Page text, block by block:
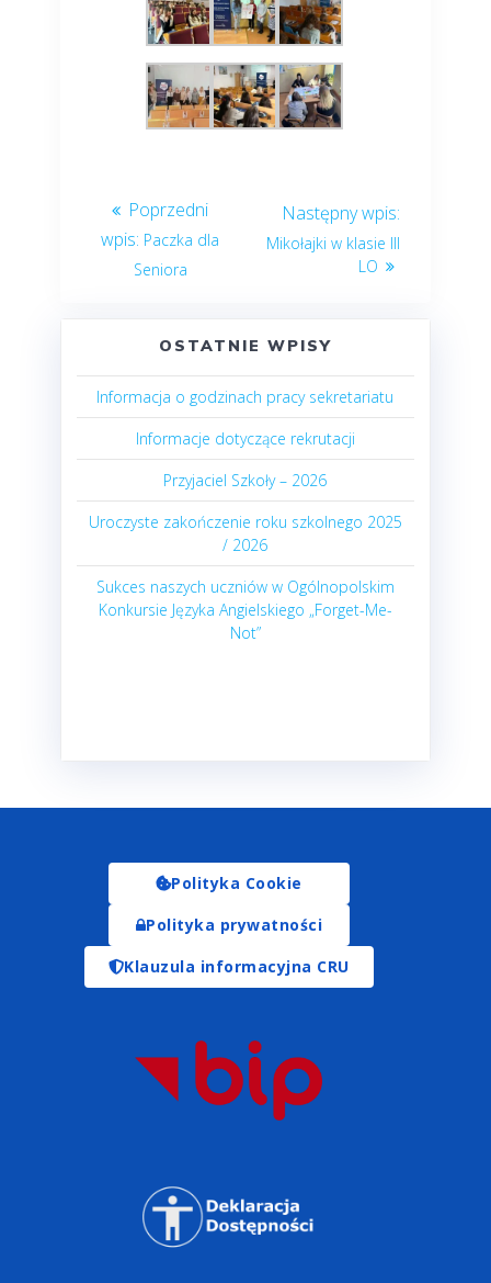
Paczka dla
Seniora
Mikołajki w klasie III
LO
OSTATNIE WPISY
Informacja o godzinach pracy sekretariatu
Informacje dotyczące rekrutacji
Przyjaciel Szkoły – 2026
Uroczyste zakończenie roku szkolnego 2025
/ 2026
Sukces naszych uczniów w Ogólnopolskim
Konkursie Języka Angielskiego „Forget-Me-
Not”
Polityka Cookie
Polityka prywatności
Klauzula informacyjna CRU